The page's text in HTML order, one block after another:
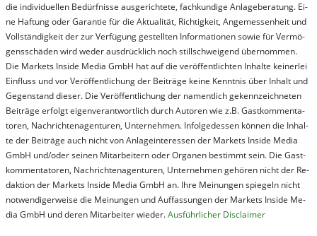
die in­di­vi­du­el­len Be­dür­fnis­se aus­ge­rich­te­te, fach­kun­di­ge An­la­ge­be­ra­tung. Ei­
ne Haf­tung oder Ga­ran­tie für die Ak­tu­ali­tät, Rich­tig­keit, An­ge­mes­sen­heit und
Vol­lständ­ig­keit der zur Ver­fü­gung ge­stel­lt­en In­for­ma­tion­en so­wie für Ver­mö­
gens­schä­den wird we­der aus­drück­lich noch stil­lschwei­gend über­nom­men.
Die Mar­kets In­side Me­dia GmbH hat auf die ver­öf­fent­lich­ten In­hal­te kei­ner­lei
Ein­fluss und vor Ver­öf­fent­lich­ung der Bei­trä­ge kei­ne Ken­nt­nis über In­halt und
Ge­gen­stand die­ser. Die Ver­öf­fent­lich­ung der na­ment­lich ge­kenn­zeich­net­en
Bei­trä­ge er­folgt ei­gen­ver­ant­wort­lich durch Au­tor­en wie z.B. Gast­kom­men­ta­
tor­en, Nach­richt­en­ag­en­tur­en, Un­ter­neh­men. In­fol­ge­des­sen kön­nen die In­hal­
te der Bei­trä­ge auch nicht von An­la­ge­in­te­res­sen der Mar­kets In­side Me­dia
GmbH und/oder sei­nen Mit­ar­bei­tern oder Or­ga­nen be­stim­mt sein. Die Gast­
kom­men­ta­tor­en, Nach­rich­ten­ag­en­tur­en, Un­ter­neh­men ge­hör­en nicht der Re­
dak­tion der Mar­kets In­side Me­dia GmbH an. Ihre Mei­nung­en spie­geln nicht
not­wen­di­ger­wei­se die Mei­nung­en und Auf­fas­sung­en der Mar­kets In­side Me­
dia GmbH und de­ren Mit­ar­bei­ter wie­der.Aus­führ­lich­er Dis­clai­mer